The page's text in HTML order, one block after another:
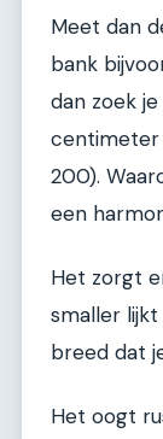
Meet dan
bank
dan zoek
centimeter
200).
een
Het zorgt
smaller
breed dat
Het oogt